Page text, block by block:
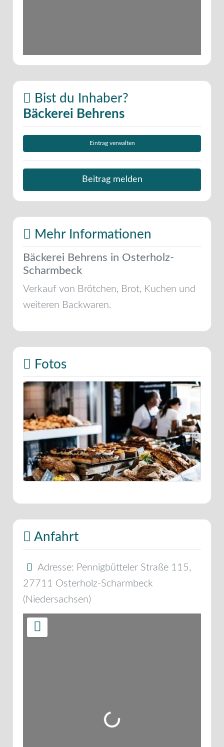
Bist du Inhaber?
Bäckerei Behrens
Eintrag verwalten
Beitrag melden
Mehr Informationen
Bäckerei Behrens in Osterholz-
Scharmbeck
Verkauf von Brötchen, Brot, Kuchen und
weiteren Backwaren.
Fotos
Anfahrt
Adresse: Pennigbütteler Straße 115,
27711 Osterholz-Scharmbeck
( Niedersachsen)
Wird geladen …